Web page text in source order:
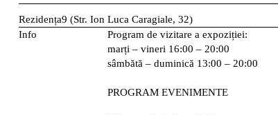
Rezidența9 (Str. Ion Luca Caragiale, 32)
Info
Program de vizitare a expoziției:
marți – vineri 16:00 – 20:00
sâmbătă – duminică 13:00 – 20:00
PROGRAM EVENIMENTE